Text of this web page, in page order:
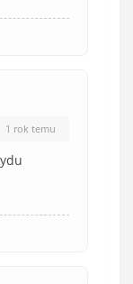
1 rok temu